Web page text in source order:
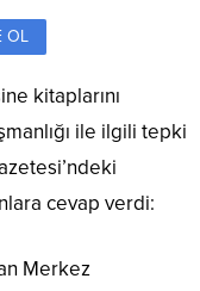
OL
kitaplarını
ile ilgili tepki
cevap verdi:
Merkez